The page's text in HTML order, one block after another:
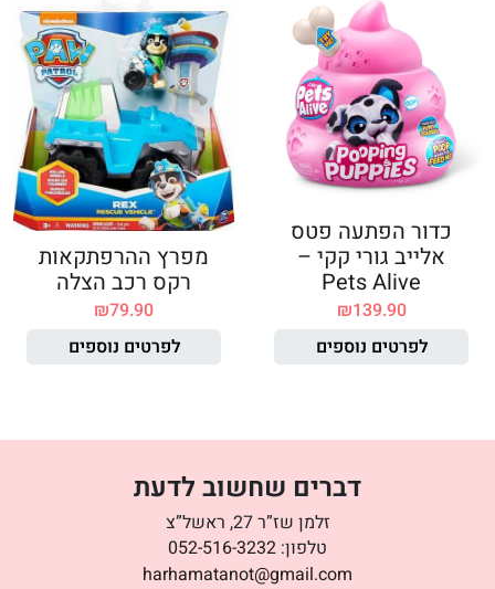
כדור הפתעה פטס
אלייב גורי קקי –
Pets Alive
₪139.90
לפרטים נוספים
מפרץ ההרפתקאות
רקס רכב הצלה
₪79.90
לפרטים נוספים
דברים שחשוב לדעת
זלמן שז”ר 27, ראשל”צ
טלפון: 052-516-3232
harhamatanot@gmail.com